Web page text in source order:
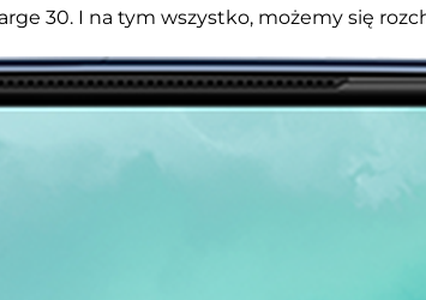
30. I na tym wszystko, możemy się